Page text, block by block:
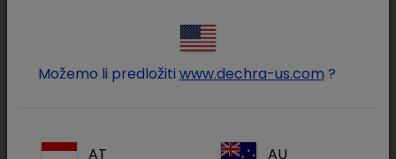
Možemo li predložiti www.dechra-us.com ?
AT AU